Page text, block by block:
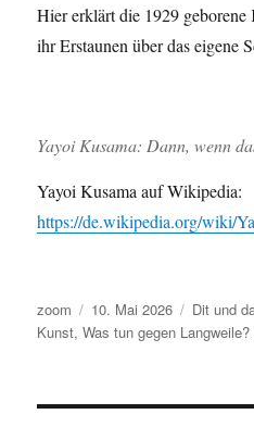
Hier erklärt die 1929
ihr Erstaunen über das eigene
Yayoi Kusama: Dann, wenn
Yayoi Kusama auf Wikipedia:
https://de.wikipedia.org/wiki/
Autor
zoom
Veröffentlicht
am
10. Mai 2026 Dit und
Kunst,Was tun gegen Langweile?